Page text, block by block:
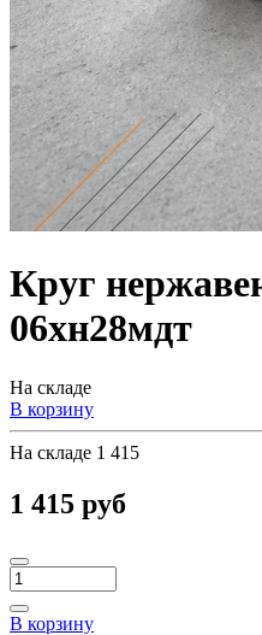
Круг
06хн28мдт
На складе
В корзину
На складе 1 415
1 415 руб
В корзину